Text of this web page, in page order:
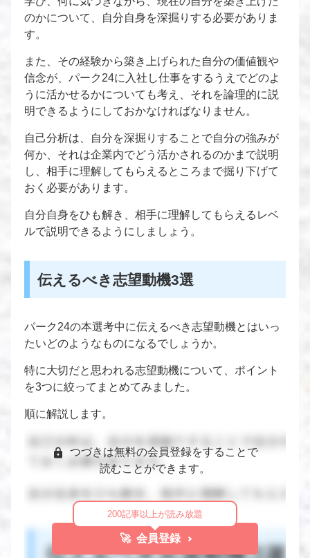
のかについて、自分自身を深掘りする必要がありま
す。
また、その経験から築き上げられた自分の価値観や
信念が、パーク24に入社し仕事をするうえでどのよ
うに活かせるかについても考え、それを論理的に説
明できるようにしておかなければなりません。
自己分析は、自分を深掘りすることで自分の強みが
何か、それは企業内でどう活かされるのかまで説明
し、相手に理解してもらえるところまで掘り下げて
おく必要があります。
自分自身をひも解き、相手に理解してもらえるレベ
ルで説明できるようにしましょう。
伝えるべき志望動機3選
パーク24の本選考中に伝えるべき志望動機とはいっ
たいどのようなものになるでしょうか。
特に大切だと思われる志望動機について、ポイント
を3つに絞ってまとめてみました。
順に解説します。
つづきは無料の会員登録をすることで
読むことができます。
200記事以上が読み放題
🚀 会員登録